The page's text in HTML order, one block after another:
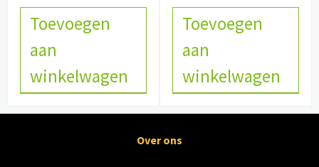
Toevoegen
aan
winkelwagen
Toevoegen
aan
winkelwagen
Over ons